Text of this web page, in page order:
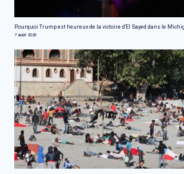
Pourquoi Trump est heureux de la victoire d'El Sayed dans le
7 août 2026